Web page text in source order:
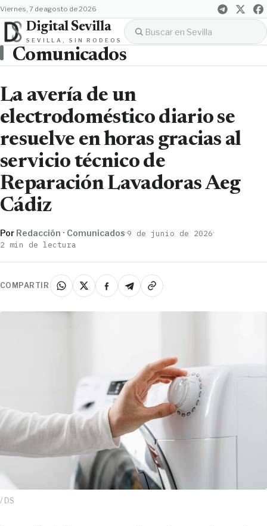
viernes, 7 de agosto de 2026
Digital Sevilla
SEVILLA, SIN RODEOS
Comunicados
La avería de un
electrodoméstico diario se
resuelve en horas gracias al
servicio técnico de
Reparación Lavadoras Aeg
Cádiz
Por Redacción · Comunicados·9 de junio de 2026·
2 min de lectura
COMPARTIR
/ DS